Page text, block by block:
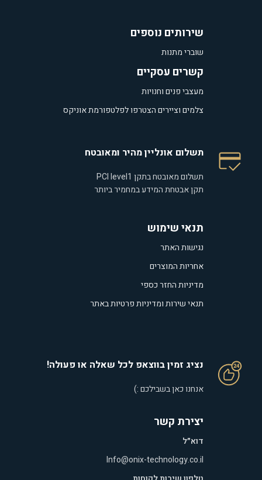
שירותים נוספים
שוברי מתנות
קשרים עסקיים
מעצבי פנים וחנויות
צלמים וציירים הצטרפו לפלטפורמת אוניקס
תשלום אונליין מהיר ומאובטח
תשלום מאובטח בתקן PCI level1
תקן אבטחת המידע במחמיר ביותר
תנאי שימוש
נגישות האתר
אחריות המוצרים
מדיניות החזר כספי
תנאי שירות ומדיניות פרטיות באתר
נציג זמין בווצאפ לכל שאלה או פעולה!
אנחנו כאן בשבילכם :)
יצירת קשר
דוא״ל
Info@onix-technology.co.il